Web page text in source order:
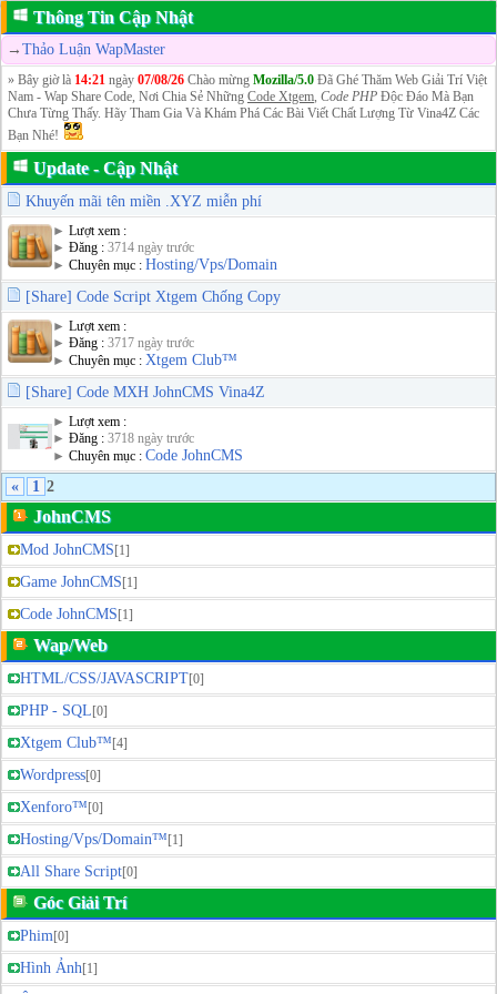
Thông Tin Cập Nhật
→ Thảo Luận WapMaster
» Bây giờ là 14:21 ngày 07/08/26 Chào mừng Mozilla/5.0 Đã Ghé Thăm Web Giải Trí Việt
Nam - Wap Share Code, Nơi Chia Sẻ Những Code Xtgem, Code PHP Độc Đáo Mà Bạn
Chưa Từng Thấy. Hãy Tham Gia Và Khám Phá Các Bài Viết Chất Lượng Từ Vina4Z Các
Bạn Nhé!
Update - Cập Nhật
Khuyến mãi tên miền .XYZ miễn phí
► Lượt xem :
► Đăng : 3714 ngày trước
► Chuyên mục : Hosting/Vps/Domain
[Share] Code Script Xtgem Chống Copy
► Lượt xem :
► Đăng : 3717 ngày trước
► Chuyên mục : Xtgem Club™
[Share] Code MXH JohnCMS Vina4Z
► Lượt xem :
► Đăng : 3718 ngày trước
► Chuyên mục : Code JohnCMS
«
1 2
JohnCMS
Mod JohnCMS [1]
Game JohnCMS [1]
Code JohnCMS [1]
Wap/Web
HTML/CSS/JAVASCRIPT[0]
PHP - SQL [0]
Xtgem Club™ [4]
Wordpress[0]
Xenforo™ [0]
Hosting/Vps/Domain™ [1]
All Share Script[0]
Góc Giải Trí
Phim[0]
Hình Ảnh[1]